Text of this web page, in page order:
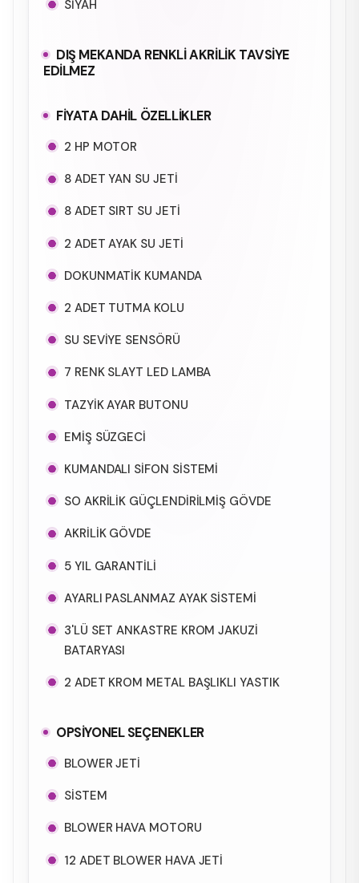
SİYAH
DIŞ MEKANDA RENKLİ AKRİLİK TAVSİYE
EDİLMEZ
FİYATA DAHİL ÖZELLİKLER
2 HP MOTOR
8 ADET YAN SU JETİ
8 ADET SIRT SU JETİ
2 ADET AYAK SU JETİ
DOKUNMATİK KUMANDA
2 ADET TUTMA KOLU
SU SEVİYE SENSÖRÜ
7 RENK SLAYT LED LAMBA
TAZYİK AYAR BUTONU
EMİŞ SÜZGECİ
KUMANDALI SİFON SİSTEMİ
SO AKRİLİK GÜÇLENDİRİLMİŞ GÖVDE
AKRİLİK GÖVDE
5 YIL GARANTİLİ
AYARLI PASLANMAZ AYAK SİSTEMİ
3'LÜ SET ANKASTRE KROM JAKUZİ
BATARYASI
2 ADET KROM METAL BAŞLIKLI YASTIK
OPSİYONEL SEÇENEKLER
BLOWER JETİ
SİSTEM
BLOWER HAVA MOTORU
12 ADET BLOWER HAVA JETİ